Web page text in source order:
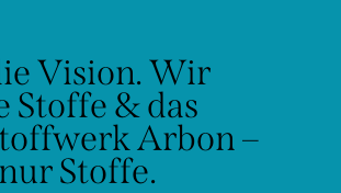
Vision.Wir
Stoffe & das
Arbon –
Stoffe.